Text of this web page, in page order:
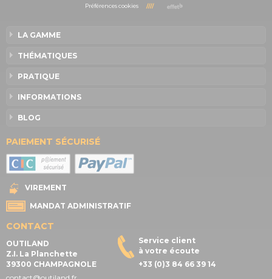
Préférences cookies
////
LA GAMME
THÉMATIQUES
PRATIQUE
INFORMATIONS
BLOG
PAIEMENT SÉCURISÉ
VIREMENT
MANDAT ADMINISTRATIF
CONTACT
OUTILAND
Z.I. La Planchette
39300 CHAMPAGNOLE
Service client
à votre écoute
+33 (0)3 84 66 39 14